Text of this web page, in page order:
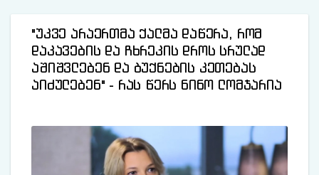
"უკვე არაერთმა ქალმა დაწერა, რომ
დაკავების და ჩხრეკის დროს სრულად
აშიშვლებენ და ბუქნების კეთებას
აიძულებენ" - რას წერს ნინო ლომჯარია